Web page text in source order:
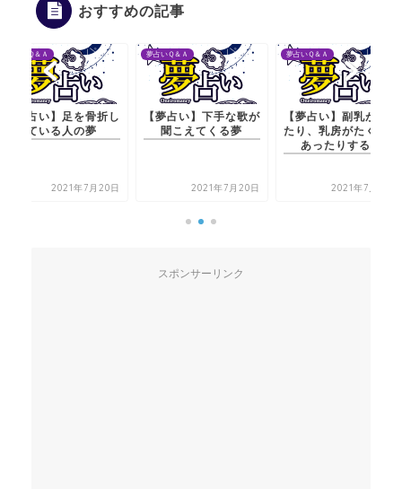
おすすめの記事
夢占いＱ＆Ａ
【夢占い】足を骨折し
ている人の夢
2021年7月20日
夢占いＱ＆Ａ
【夢占い】下手な歌が
聞こえてくる夢
2021年7月20日
夢占いＱ＆Ａ
【夢占い】副乳ができ
たり、乳房がたくさん
あったりする夢
2021年7月20日
スポンサーリンク